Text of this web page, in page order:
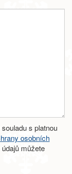
s platnou
osobních
můžete